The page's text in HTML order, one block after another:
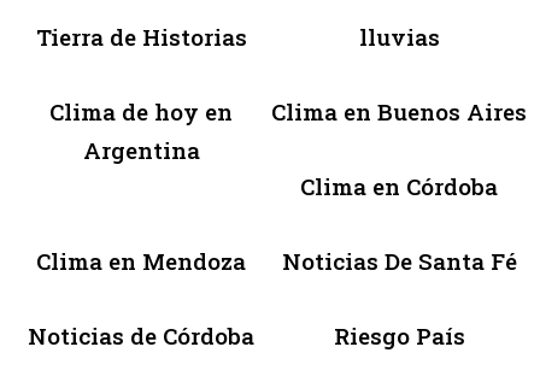
Tierra de Historias lluvias
Clima de hoy en
Argentina
Clima en Buenos Aires
Clima en Córdoba
Clima en Mendoza Noticias De Santa Fé
Noticias de Córdoba Riesgo País